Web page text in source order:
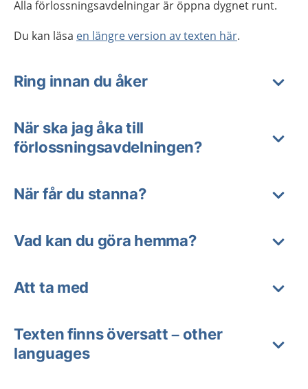
Alla förlossningsavdelningar är öppna dygnet runt.
Du kan läsa en längre version av texten här.
Ring innan du åker
När ska jag åka till
förlossningsavdelningen?
När får du stanna?
Vad kan du göra hemma?
Att ta med
Texten finns översatt – other
languages